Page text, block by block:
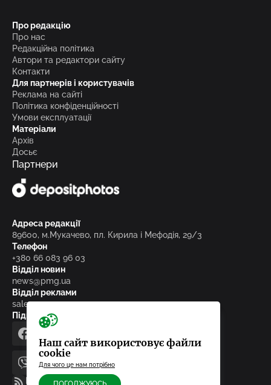
Про редакцію
Про нас
Редакційна політика
Автори та редактори сайту
Контакти
Для партнерів і користувачів
Реклама на сайті
Політика конфіденційності
Умови експлуатації
Матеріали
Архів
Досьє
Партнери
Адреса редакції
89600, м.Мукачево, пл. Кирила і Мефодія, 29/3
Телефон
+380 66 083 96 03
Відділ новин
news@pmg.ua
Відділ реклами
sales@pmg.ua
Підписуйтесь на нас у соціальних мережах
facebooktelegram
viber
youtube
RSS-стрічка
Наш сайт використовує файли
cookie
Для чого це нам потрібно